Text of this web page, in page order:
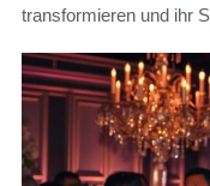
transformieren und ihr